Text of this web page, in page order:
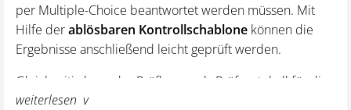
per Multiple-Choice beantwortet werden müssen. Mit
Hilfe derablösbaren Kontrollschablone können die
Ergebnisse anschließend leicht geprüft werden.
Gleichzeitig kann der Prüfbogen als Prüfprotokoll für die
praktische Gabelstapler-Prüfung genutzt werden.
weiterlesen